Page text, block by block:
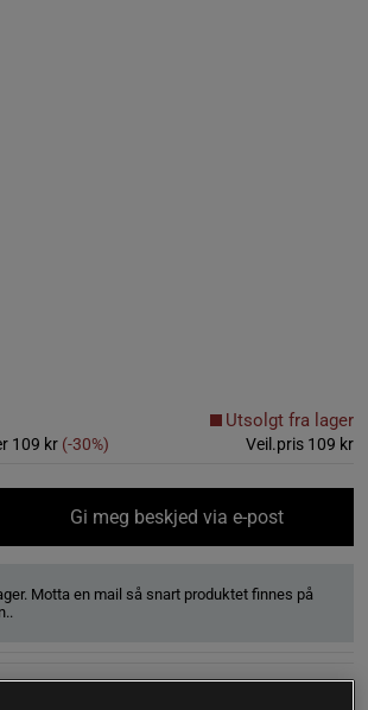
109 kr (-30%) Veil.pris 109 kr
Utsolgt fra lager
Gi meg beskjed via e-post
Motta en mail så snart produktet finnes på
7350057185728